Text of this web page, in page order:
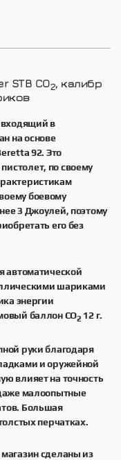
STB CO2, калибр
входящий в
на основе
92. Это
по своему
боевому
3 Джоулей, поэтому
его без
автоматической
шариками
энергии
баллон СО2 12 г.
руки благодаря
и оружейной
влияет на точность
малоопытные
Большая
перчатках.
сделаны из